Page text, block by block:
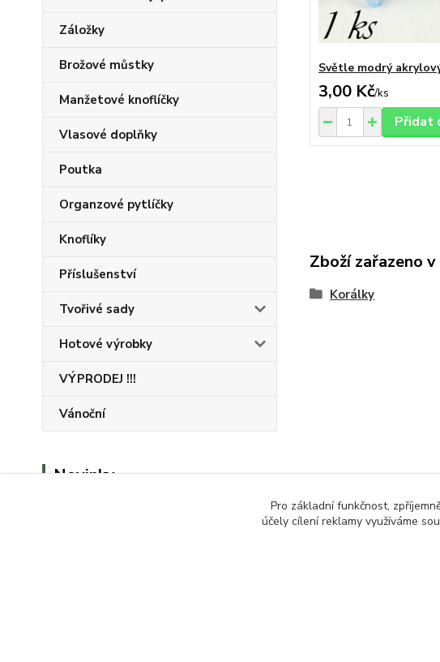
Záložky
Brožové můstky
Manžetové knoflíčky
Vlasové doplňky
Poutka
Organzové pytlíčky
Knoflíky
Příslušenství
Tvořivé sady
Hotové výrobky
VÝPRODEJ !!!
Vánoční
Novinky
Světle modrý
3,00 Kč/ks
Přidat
Zboží zařazeno
Korálky
Pro základní funkčnost,
účely cílení reklamy využíváme